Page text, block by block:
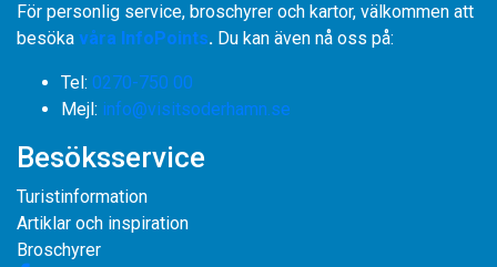
För personlig service, broschyrer och kartor, välkommen att
besöka våra InfoPoints. Du kan även nå oss på:
Tel: 0270-750 00
​​​​​​​Mejl: info@visitsoderhamn.se
Besöksservice
Turistinformation
Artiklar och inspiration
Broschyrer